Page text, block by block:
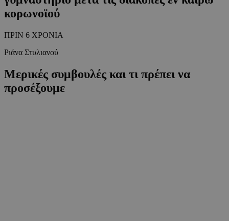
κορωνοϊού
ΠΡΙΝ 6 ΧΡΟΝΙΑ
Ριάνα Στυλιανού
Μερικές συμβουλές και τι πρέπει να
προσέξουμε